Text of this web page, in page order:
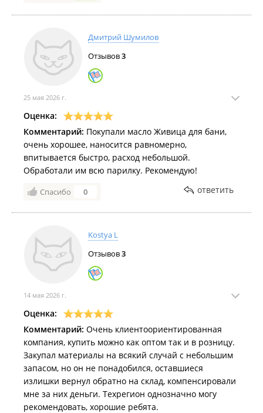
Дмитрий Шумилов
Отзывов3
25 мая 2026 г.
Оценка:
Комментарий: Покупали масло Живица для бани,
очень хорошее, наносится равномерно,
впитывается быстро, расход небольшой.
Обработали им всю парилку. Рекомендую!
Спасибо 0 ответить
Kostya L
Отзывов3
14 мая 2026 г.
Оценка:
Комментарий: Очень клиентоориентированная
компания, купить можно как оптом так и в розницу.
Закупал материалы на всякий случай с небольшим
запасом, но он не понадобился, оставшиеся
излишки вернул обратно на склад, компенсировали
мне за них деньги. Техрегион однозначно могу
рекомендовать, хорошие ребята.